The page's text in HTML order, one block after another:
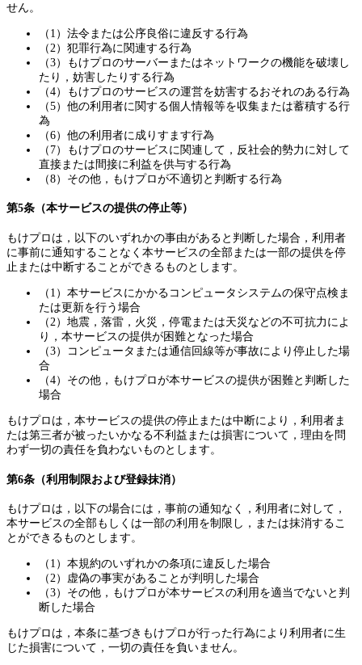
せん。
（1）法令または公序良俗に違反する行為
（2）犯罪行為に関連する行為
（3）もけプロのサーバーまたはネットワークの機能を破壊し
たり，妨害したりする行為
（4）もけプロのサービスの運営を妨害するおそれのある行為
（5）他の利用者に関する個人情報等を収集または蓄積する行
為
（6）他の利用者に成りすます行為
（7）もけプロのサービスに関連して，反社会的勢力に対して
直接または間接に利益を供与する行為
（8）その他，もけプロが不適切と判断する行為
第5条（本サービスの提供の停止等）
もけプロは，以下のいずれかの事由があると判断した場合，利用者
に事前に通知することなく本サービスの全部または一部の提供を停
止または中断することができるものとします。
（1）本サービスにかかるコンピュータシステムの保守点検ま
たは更新を行う場合
（2）地震，落雷，火災，停電または天災などの不可抗力によ
り，本サービスの提供が困難となった場合
（3）コンピュータまたは通信回線等が事故により停止した場
合
（4）その他，もけプロが本サービスの提供が困難と判断した
場合
もけプロは，本サービスの提供の停止または中断により，利用者ま
たは第三者が被ったいかなる不利益または損害について，理由を問
わず一切の責任を負わないものとします。
第6条（利用制限および登録抹消）
もけプロは，以下の場合には，事前の通知なく，利用者に対して，
本サービスの全部もしくは一部の利用を制限し，または抹消するこ
とができるものとします。
（1）本規約のいずれかの条項に違反した場合
（2）虚偽の事実があることが判明した場合
（3）その他，もけプロが本サービスの利用を適当でないと判
断した場合
もけプロは，本条に基づきもけプロが行った行為により利用者に生
じた損害について，一切の責任を負いません。